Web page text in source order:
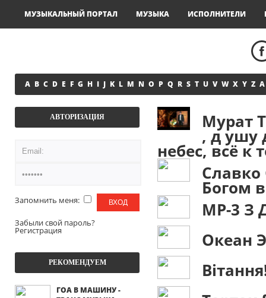
МУЗЫКАЛЬНЫЙ ПОРТАЛ МУЗЫКА ИСПОЛНИТЕЛИ
A B C D E F G H I J K L M N O P Q R S T U V W X Y Z А
АВТОРИЗАЦИЯ
Запомнить меня:
Забыли свой пароль?
Регистрация
РЕКОМЕНДУЕМ
ГОА В МАШИНУ -
Мурат
, д ушу
небес, всё к
Богом
MP-3 З
Океан